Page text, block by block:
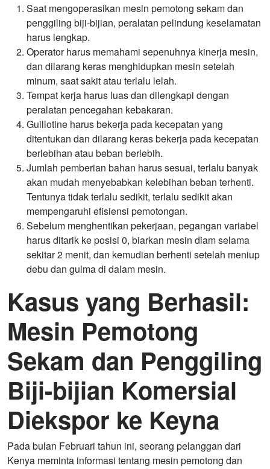
Saat mengoperasikan mesin pemotong sekam dan
penggiling biji-bijian, peralatan pelindung keselamatan
harus lengkap.
Operator harus memahami sepenuhnya kinerja mesin,
dan dilarang keras menghidupkan mesin setelah
minum, saat sakit atau terlalu lelah.
Tempat kerja harus luas dan dilengkapi dengan
peralatan pencegahan kebakaran.
Guillotine harus bekerja pada kecepatan yang
ditentukan dan dilarang keras bekerja pada kecepatan
berlebihan atau beban berlebih.
Jumlah pemberian bahan harus sesuai, terlalu banyak
akan mudah menyebabkan kelebihan beban terhenti.
Tentunya tidak terlalu sedikit, terlalu sedikit akan
mempengaruhi efisiensi pemotongan.
Sebelum menghentikan pekerjaan, pegangan variabel
harus ditarik ke posisi 0, biarkan mesin diam selama
sekitar 2 menit, dan kemudian berhenti setelah meniup
debu dan gulma di dalam mesin.
Kasus yang Berhasil:
Mesin Pemotong
Sekam dan Penggiling
Biji-bijian Komersial
Diekspor ke Keyna
Pada bulan Februari tahun ini, seorang pelanggan dari
Kenya meminta informasi tentang mesin pemotong dan